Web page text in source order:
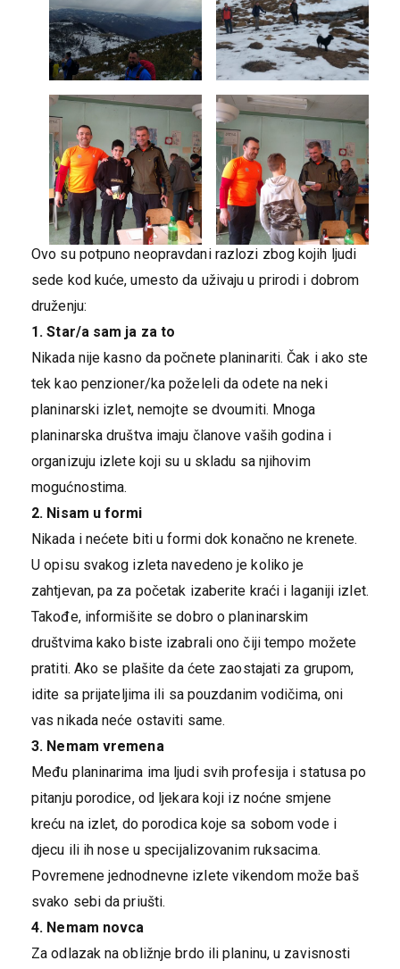
Ovo su potpuno neopravdani razlozi zbog kojih ljudi
sede kod kuće, umesto da uživaju u prirodi i dobrom
druženju:
1. Star/a sam ja za to
Nikada nije kasno da počnete planinariti. Čak i ako ste
tek kao penzioner/ka poželeli da odete na neki
planinarski izlet, nemojte se dvoumiti. Mnoga
planinarska društva imaju članove vaših godina i
organizuju izlete koji su u skladu sa njihovim
mogućnostima.
2. Nisam u formi
Nikada i nećete biti u formi dok konačno ne krenete.
U opisu svakog izleta navedeno je koliko je
zahtjevan, pa za početak izaberite kraći i laganiji izlet.
Takođe, informišite se dobro o planinarskim
društvima kako biste izabrali ono čiji tempo možete
pratiti. Ako se plašite da ćete zaostajati za grupom,
idite sa prijateljima ili sa pouzdanim vodičima, oni
vas nikada neće ostaviti same.
3. Nemam vremena
Među planinarima ima ljudi svih profesija i statusa po
pitanju porodice, od ljekara koji iz noćne smjene
kreću na izlet, do porodica koje sa sobom vode i
djecu ili ih nose u specijalizovanim ruksacima.
Povremene jednodnevne izlete vikendom može baš
svako sebi da priušti.
4. Nemam novca
Za odlazak na obližnje brdo ili planinu, u zavisnosti